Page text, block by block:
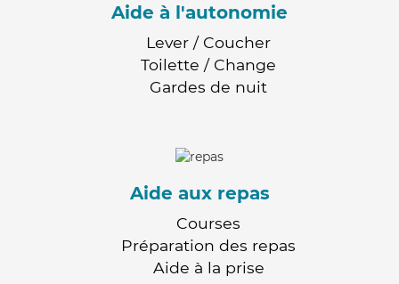
Aide à l'autonomie
Lever / Coucher
Toilette / Change
Gardes de nuit
Aide aux repas
Courses
Préparation des repas
Aide à la prise